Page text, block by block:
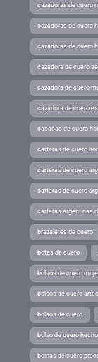
cazadoras de cuero
cazadoras de cuero
cazadoras de cuero
cazadora de cuero
cazadora de cuero
cazadora de cuero
casacas de cuero
carteras de cuero
carteras de cuero
carteras de cuero
carteras argentinas
brazaletes de cuero
botas de cuero
bolsos de cuero
bolsos de cuero
bolsos de cuero
bolso de cuero
boinas de cuero